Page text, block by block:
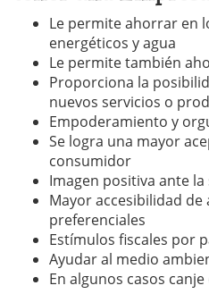
Le permite ahorrar en
energéticos y agua
Le permite también
Proporciona la
nuevos servicios o
Empoderamiento y
Se logra una mayor
consumidor
Imagen positiva ante la
Mayor accesibilidad de
preferenciales
Estímulos fiscales por
Ayudar al medio
En algunos casos canje